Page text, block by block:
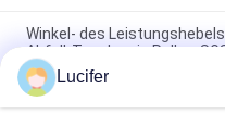
Winkel- des
Abfall-Taschen in Rollen-
Kundengebundene
Taschen, Bio gefärbt -
Lucifer